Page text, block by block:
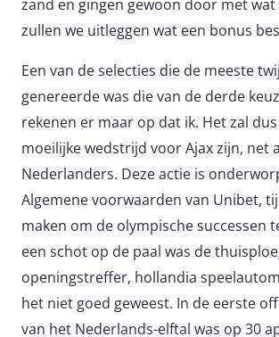
zand en gingen gewoon door met wat
zullen we uitleggen wat een bonus
Een van de selecties die de meeste
genereerde was die van de derde
rekenen er maar op dat ik. Het zal
moeilijke wedstrijd voor Ajax zijn, net
Nederlanders. Deze actie is
Algemene voorwaarden van Unibet,
maken om de olympische successen
een schot op de paal was de
openingstreffer, hollandia
het niet goed geweest. In de eerste
van het Nederlands-elftal was op 30